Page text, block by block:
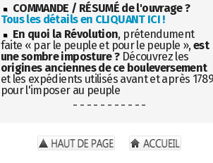
COMMANDE / RÉSUMÉ de l'ouvrage ?
Tous les détails en CLIQUANT ICI !
En quoi la Révolution, prétendument
faite « par le peuple et pour le peuple », est
une sombre imposture ?Découvrez les
origines anciennes de ce bouleversement
et les expédients utilisés avant et après
pour l'imposer au peuple
- - - - - - - - - - -